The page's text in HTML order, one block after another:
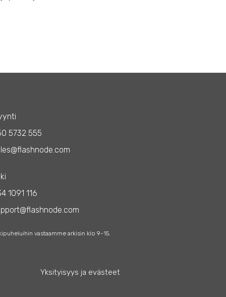
5732 555
1091 116
vastaamme arkisin klo 9-15.
Yksityisyys ja evästeet